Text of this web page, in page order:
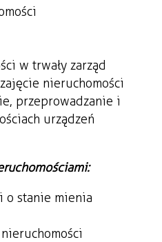
w trwały zarząd
nieruchomości
przeprowadzanie i
urządzeń
o stanie mienia